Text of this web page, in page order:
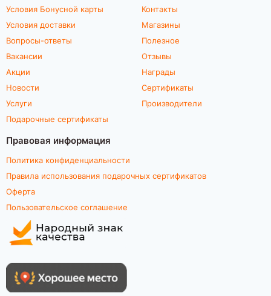
Условия Бонусной карты
Условия доставки
Вопросы-ответы
Вакансии
Акции
Новости
Услуги
Подарочные сертификаты
Контакты
Магазины
Полезное
Отзывы
Награды
Сертификаты
Производители
Правовая информация
Политика конфиденциальности
Правила использования подарочных сертификатов
Оферта
Пользовательское соглашение